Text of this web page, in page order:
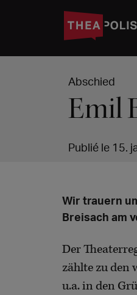
Abschied
Emil
Publié le 15.
Wir trauern
Breisach am
Der
zählte zu den
u.a. in den